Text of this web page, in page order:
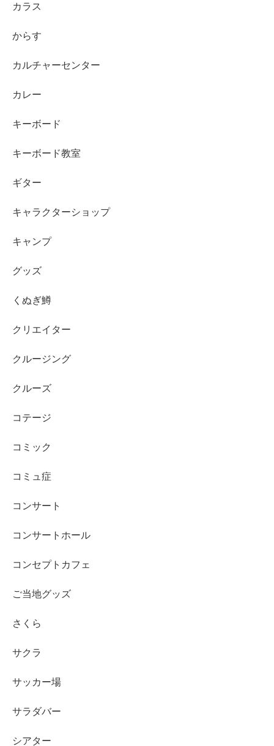
カラス
からす
カルチャーセンター
カレー
キーボード
キーボード教室
ギター
キャラクターショップ
キャンプ
グッズ
くぬぎ鱒
クリエイター
クルージング
クルーズ
コテージ
コミック
コミュ症
コンサート
コンサートホール
コンセプトカフェ
ご当地グッズ
さくら
サクラ
サッカー場
サラダバー
シアター